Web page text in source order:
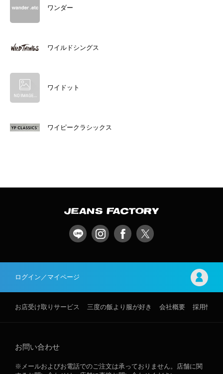
ワンダー
ワイルドシングス
ワイドット
ワイピークラシックス
ログイン／マイページ
お店受け取りサービス 三度の飯より服が好き 会社概要 採用情報
お問い合わせ
※メールおよびお電話でのご注文は承っておりません。店舗に関